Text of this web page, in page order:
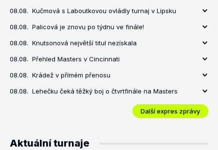
08.08. Kučmová s Laboutkovou ovládly turnaj v Lipsku
08.08. Palicová je znovu po týdnu ve finále!
08.08. Knutsonová největší titul nezískala
08.08. Přehled Masters v Cincinnati
08.08. Krádež v přímém přenosu
08.08. Lehečku čeká těžký boj o čtvrtfinále na Masters
Další expres zprávy
Aktuální turnaje